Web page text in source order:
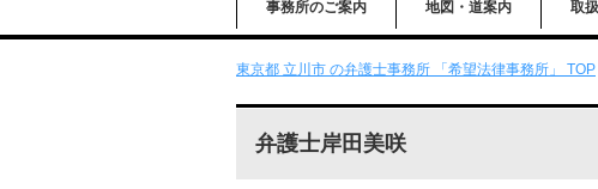
事務所のご案内 地図・道案内 取
東京都 立川市 の弁護士事務所 「希望法律事務所」 TOP
弁護士岸田美咲